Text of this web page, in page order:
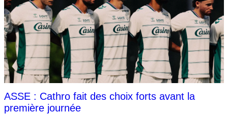
ASSE : Cathro fait des choix forts avant la
première journée